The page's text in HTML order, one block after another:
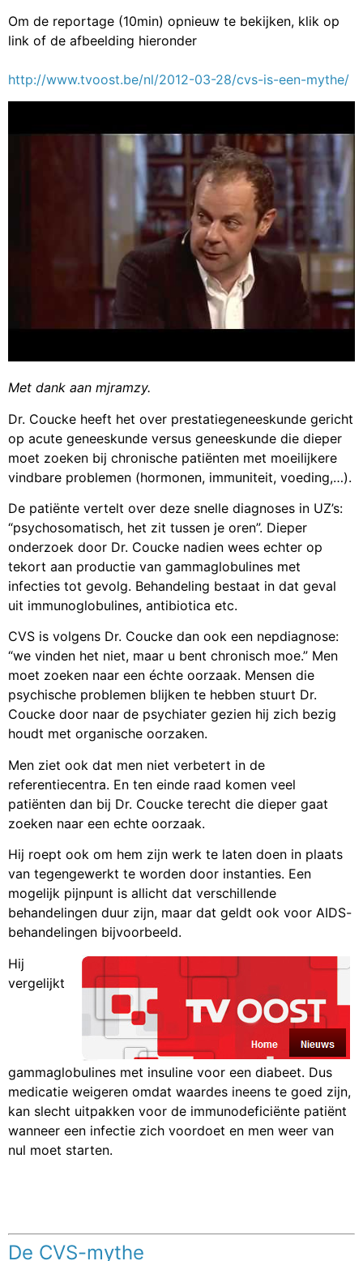
Om de reportage (10min) opnieuw te bekijken, klik op
link of de afbeelding hieronder
http://www.tvoost.be/nl/2012-03-28/cvs-is-een-mythe/
Met dank aan mjramzy.
Dr. Coucke heeft het over prestatiegeneeskunde gericht
op acute geneeskunde versus geneeskunde die dieper
moet zoeken bij chronische patiënten met moeilijkere
vindbare problemen (hormonen, immuniteit, voeding,…).
De patiënte vertelt over deze snelle diagnoses in UZ’s:
“psychosomatisch, het zit tussen je oren”. Dieper
onderzoek door Dr. Coucke nadien wees echter op
tekort aan productie van gammaglobulines met
infecties tot gevolg. Behandeling bestaat in dat geval
uit immunoglobulines, antibiotica etc.
CVS is volgens Dr. Coucke dan ook een nepdiagnose:
“we vinden het niet, maar u bent chronisch moe.” Men
moet zoeken naar een échte oorzaak. Mensen die
psychische problemen blijken te hebben stuurt Dr.
Coucke door naar de psychiater gezien hij zich bezig
houdt met organische oorzaken.
Men ziet ook dat men niet verbetert in de
referentiecentra. En ten einde raad komen veel
patiënten dan bij Dr. Coucke terecht die dieper gaat
zoeken naar een echte oorzaak.
Hij roept ook om hem zijn werk te laten doen in plaats
van tegengewerkt te worden door instanties. Een
mogelijk pijnpunt is allicht dat verschillende
behandelingen duur zijn, maar dat geldt ook voor AIDS-
behandelingen bijvoorbeeld.
Hij
vergelijkt
gammaglobulines met insuline voor een diabeet. Dus
medicatie weigeren omdat waardes ineens te goed zijn,
kan slecht uitpakken voor de immunodeficiënte patiënt
wanneer een infectie zich voordoet en men weer van
nul moet starten.
De CVS-mythe